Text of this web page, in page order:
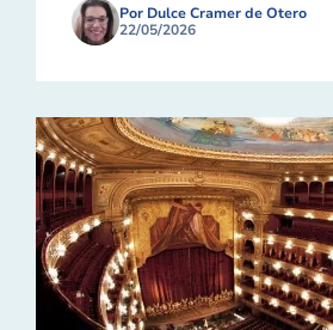
Por Dulce Cramer de Otero
22/05/2026